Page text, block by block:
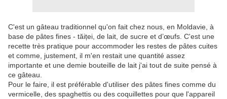
C'est un gâteau traditionnel qu'on fait chez nous, en Moldavie, à
base de pâtes fines - tăiței, de lait, de sucre et d’œufs. C'est une
recette très pratique pour accommoder les restes de pâtes cuites
et comme, justement, il m'en restait une quantité assez
importante et une demie bouteille de lait j'ai tout de suite pensé à
ce gâteau.
Pour le faire, il est préférable d'utiliser des pâtes fines comme du
vermicelle, des spaghettis ou des coquillettes pour que l'appareil